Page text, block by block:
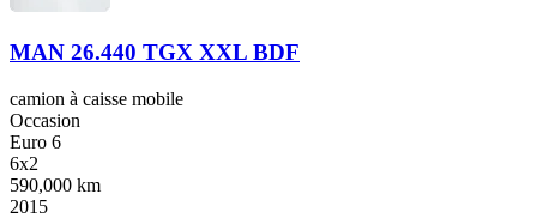
MAN 26.440 TGX XXL BDF
camion à caisse mobile
Occasion
Euro 6
6x2
590,000 km
2015